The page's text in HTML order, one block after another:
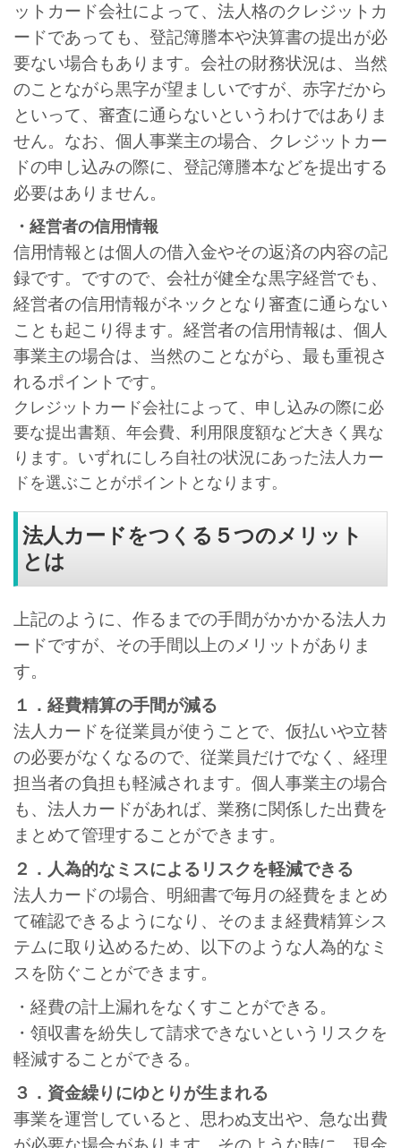
ットカード会社によって、法人格のクレジットカ
ードであっても、登記簿謄本や決算書の提出が必
要ない場合もあります。 会社の財務状況は、当然
のことながら黒字が望ましいですが、赤字だから
といって、審査に通らないというわけではありま
せん。なお、個人事業主の場合、クレジットカー
ドの申し込みの際に、登記簿謄本などを提出する
必要はありません。
・経営者の信用情報
信用情報とは個人の借入金やその返済の内容の記
録です。ですので、会社が健全な黒字経営でも、
経営者の信用情報がネックとなり審査に通らない
ことも起こり得ます。経営者の信用情報は、個人
事業主の場合は、当然のことながら、最も重視さ
れるポイントです。
クレジットカード会社によって、申し込みの際に必
要な提出書類、年会費、利用限度額など大きく異な
ります。いずれにしろ自社の状況にあった法人カー
ドを選ぶことがポイントとなります。
法人カードをつくる５つのメリット
とは
上記のように、作るまでの手間がかかかる法人カ
ードですが、その手間以上のメリットがありま
す。
１．経費精算の手間が減る
法人カードを従業員が使うことで、仮払いや立替
の必要がなくなるので、従業員だけでなく、経理
担当者の負担も軽減されます。個人事業主の場合
も、法人カードがあれば、業務に関係した出費を
まとめて管理することができます。
２．人為的なミスによるリスクを軽減できる
法人カードの場合、明細書で毎月の経費をまとめ
て確認できるようになり、そのまま経費精算シス
テムに取り込めるため、以下のような人為的なミ
スを防ぐことができます。
・経費の計上漏れをなくすことができる。
・領収書を紛失して請求できないというリスクを
軽減することができる。
３．資金繰りにゆとりが生まれる
事業を運営していると、思わぬ支出や、急な出費